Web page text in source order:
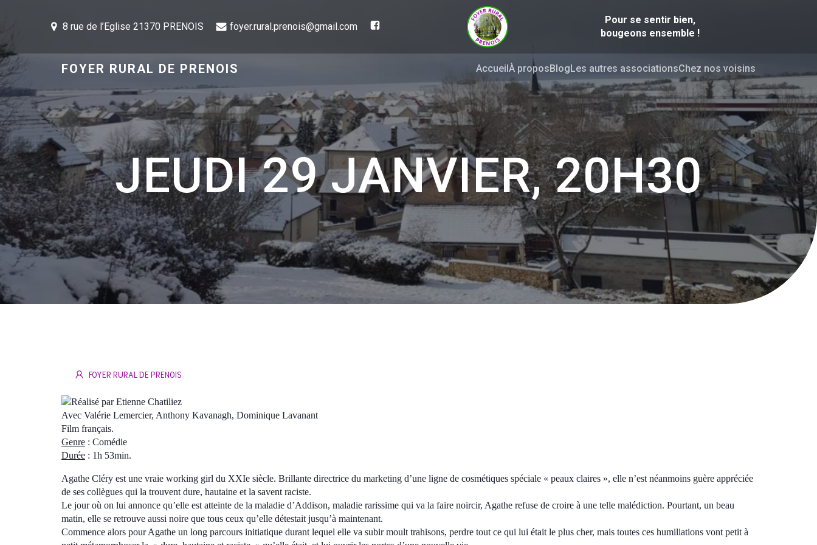
8 rue de l’Eglise 21370 PRENOIS foyer.rural.prenois@gmail.com
Pour se sentir bien,
bougeons ensemble !
FOYER RURAL DE PRENOIS AccueilÀ proposBlogLes autres associationsChez nos voisins
JEUDI 29 JANVIER, 20H30
FOYER RURAL DE PRENOIS
Réalisé par Etienne Chatiliez
Avec Valérie Lemercier, Anthony Kavanagh, Dominique Lavanant
Film français.
Genre : Comédie
Durée : 1h 53min.
Agathe Cléry est une vraie working girl du XXIe siècle. Brillante directrice du marketing d’une ligne de cosmétiques spéciale « peaux claires », elle n’est néanmoins guère appréciée
de ses collègues qui la trouvent dure, hautaine et la savent raciste.
Le jour où on lui annonce qu’elle est atteinte de la maladie d’Addison, maladie rarissime qui va la faire noircir, Agathe refuse de croire à une telle malédiction. Pourtant, un beau
matin, elle se retrouve aussi noire que tous ceux qu’elle détestait jusqu’à maintenant.
Commence alors pour Agathe un long parcours initiatique durant lequel elle va subir moult trahisons, perdre tout ce qui lui était le plus cher, mais toutes ces humiliations vont petit à